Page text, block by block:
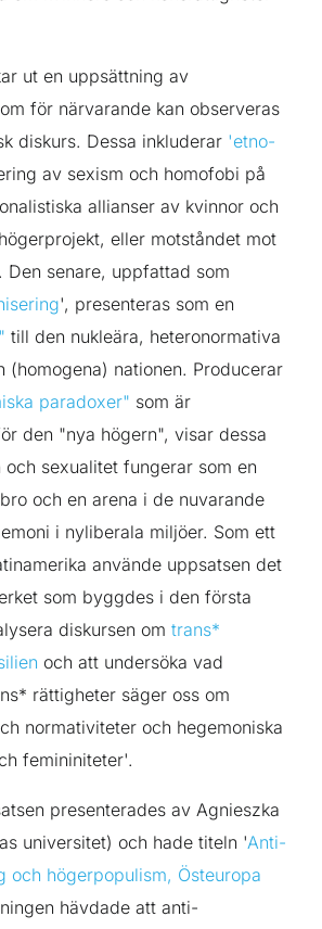
ut en uppsättning av
för närvarande kan observeras
diskurs. Dessa inkluderar 'etno-
av sexism och homofobi på
allianser av kvinnor och
eller motståndet mot
Den senare, uppfattad som
', presenteras som en
till den nukleära, heteronormativa
(homogena) nationen. Producerar
paradoxer" som är
den "nya högern", visar dessa
och sexualitet fungerar som en
och en arena i de nuvarande
i nyliberala miljöer. Som ett
använde uppsatsen det
som byggdes i den första
diskursen omtrans*
och att undersöka vad
rättigheter säger oss om
normativiteter och hegemoniska
femininiteter'.
presenterades av Agnieszka
universitet) och hade titeln 'Anti-
och högerpopulism, Östeuropa
hävdade att anti-